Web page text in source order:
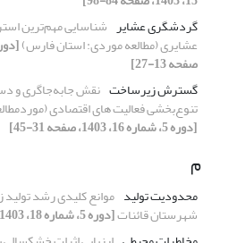
گردشگری عشایر شناسایی مهم‌ترین
عشایری (مطالعه موردی: استان فارس)
صفحه 13-27]
گسترش زیرساخت نقش جابه‌جاگری و
تنوع‌بخشی فعالیت های اقتصادی
[دوره 5، شماره 16، 1403، صفحه 31-45]
م
محدودیت تولید موانع کلیدی رشد
شهرستان قائنات[دوره 5، شماره 18، 1403، صفحه 17-31]